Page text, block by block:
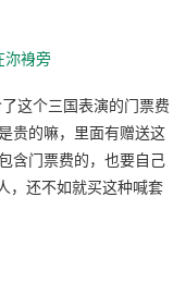
沵裑旁
这个三国表演的门票费
贵的嘛，里面有赠送这
含门票费的，也要自己
，还不如就买这种喊套